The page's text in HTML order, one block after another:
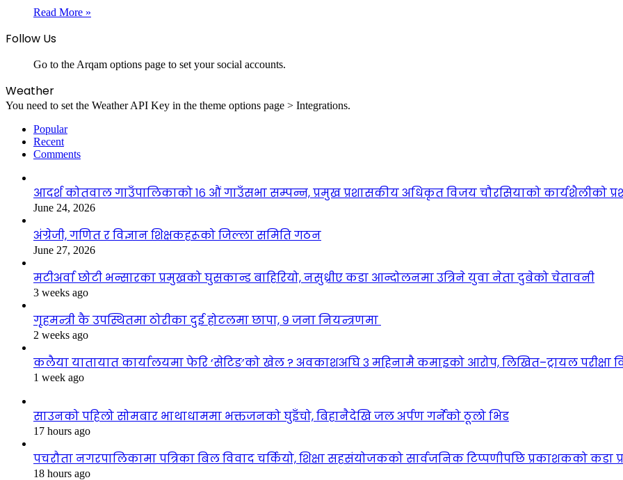
Read More »
Follow Us
Go to the Arqam options page to set your social accounts.
Weather
You need to set the Weather API Key in the theme options page > Integrations.
Popular
Recent
Comments
आदर्श कोतवाल गाउँपालिकाको १६ औं गाउँसभा सम्पन्न, प्रमुख प्रशासकीय अधिकृत विजय चौरसियाको कार्यशैलीको
June 24, 2026
अंग्रेजी, गणित र विज्ञान शिक्षकहरूको जिल्ला समिति गठन
June 27, 2026
मटीअर्वा छोटी भन्सारका प्रमुखको घुसकान्ड बाहिरियो, नसुध्रीए कडा आन्दोलनमा उत्रिने युवा नेता दुबेको चेतावनी
3 weeks ago
गृहमन्त्री कै उपस्थितमा ठोरीका दुई होटलमा छापा, ९ जना नियन्त्रणमा
2 weeks ago
कलैया यातायात कार्यालयमा फेरि ‘सेटिङ’को खेल ? अवकाशअघि ३ महिनामै कमाइको आरोप, लिखित–ट्रायल परीक्षा
1 week ago
साउनको पहिलो सोमबार भाथाधाममा भक्तजनको घुइँचो, बिहानैदेखि जल अर्पण गर्नेको ठूलो भिड
17 hours ago
पचरौता नगरपालिकामा पत्रिका बिल विवाद चर्कियो, शिक्षा सहसंयोजकको सार्वजनिक टिप्पणीपछि प्रकाशकको कडा
18 hours ago